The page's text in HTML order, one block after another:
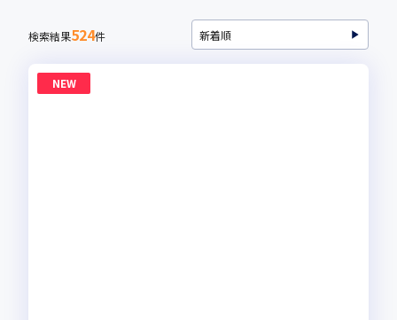
検索結果524件
NEW